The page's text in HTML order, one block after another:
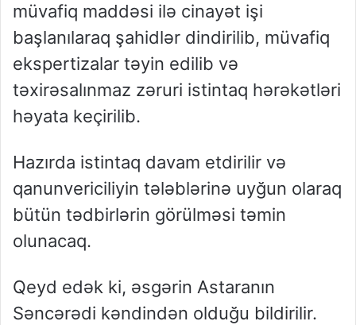
müvafiq maddəsi ilə cinayət işi
başlanılaraq şahidlər dindirilib, müvafiq
ekspertizalar təyin edilib və
təxirəsalınmaz zəruri istintaq hərəkətləri
həyata keçirilib.
Hazırda istintaq davam etdirilir və
qanunvericiliyin tələblərinə uyğun olaraq
bütün tədbirlərin görülməsi təmin
olunacaq.
Qeyd edək ki, əsgərin Astaranın
Səncərədi kəndindən olduğu bildirilir.